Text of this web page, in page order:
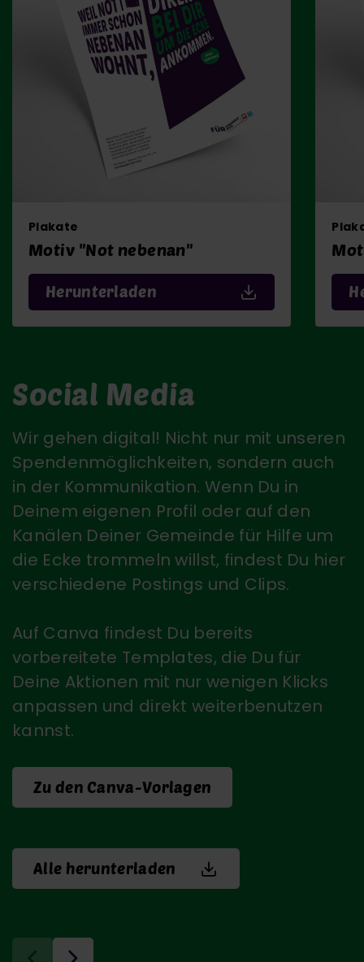
Plakate
Motiv "Not nebenan"
Herunterladen
Social Media
Wir gehen digital! Nicht nur mit unseren
Spendenmöglichkeiten, sondern auch
in der Kommunikation. Wenn Du in
Deinem eigenen Profil oder auf den
Kanälen Deiner Gemeinde für Hilfe um
die Ecke trommeln willst, findest Du hier
verschiedene Postings und Clips.
Auf Canva findest Du bereits
vorbereitete Templates, die Du für
Deine Aktionen mit nur wenigen Klicks
anpassen und direkt weiterbenutzen
kannst.
Zu den Canva-Vorlagen
Alle herunterladen